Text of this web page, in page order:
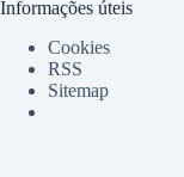
Informações úteis
Cookies
RSS
Sitemap